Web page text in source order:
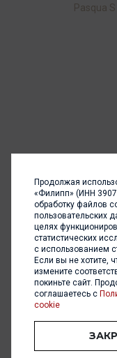
Pasqua
Pasqua
Продолжая
«Филипп» (ИНН
обработку файлов
пользовательских
целях
статистических
с использованием
Если вы не хотите,
измените
покиньте сайт.
соглашаетесь с
cookie